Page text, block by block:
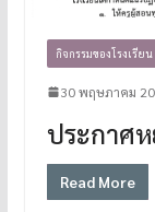
กิจกรรมของโรงเรียน
30 พฤษภาคม
ประกาศ
Read More